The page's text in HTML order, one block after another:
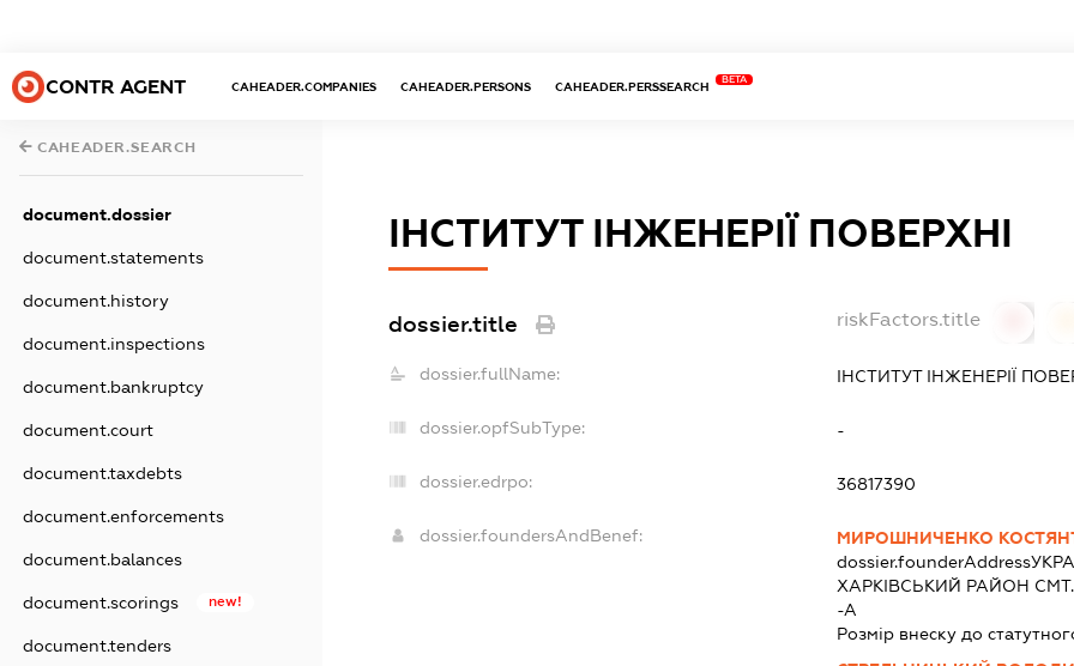
CONTR AGENT CAHEADER.COMPANIES CAHEADER.PERSONS CAHEADER.PERSSEARCH
BETA
CAHEADER.SEARCH
document.dossier
document.statements
document.history
document.inspections
document.bankruptcy
document.court
document.taxdebts
document.enforcements
document.balances
document.scorings new!
document.tenders
ІНСТИТУТ ІНЖЕНЕРІЇ ПОВЕРХНІ
dossier.title riskFactors.title
dossier.fullName: ІНСТИТУТ ІНЖЕНЕРІЇ
dossier.opfSubType: -
dossier.edrpo: 36817390
dossier.foundersAndBenef:
МИРОШНИЧЕНКО
dossier.founderAddress
ХАРКIВСЬКИЙ РАЙОН СМТ.
-А
Розмір внеску до